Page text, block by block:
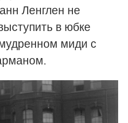
Ленглен не
в юбке
миди с